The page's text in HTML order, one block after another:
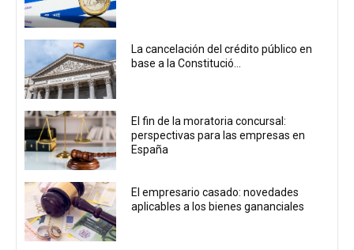
La cancelación del crédito público en
base a la Constitució...
El fin de la moratoria concursal:
perspectivas para las empresas en
España
El empresario casado: novedades
aplicables a los bienes gananciales